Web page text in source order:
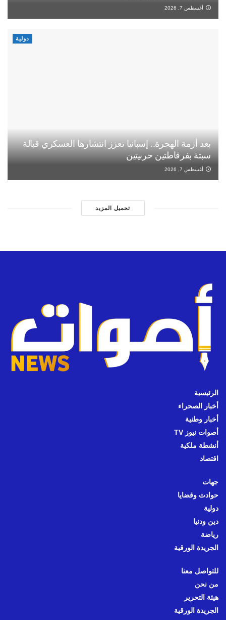
أغسطس 7, 2026
دولية
بعد أزمة الهجرة.. إسبانيا تعزز انتشارها العسكري قبالة
سبتة بفرقاطتين حربيتين
أغسطس 7, 2026
تحميل المزيد
الرئيسية
أخبار الصحراء
أخبار وطنية
أصوات نيوز TV
أنشطة ملكية
اقتصاد
جهات
حوادث وقضايا
دولية
دين ودنيا
رياضة
الجريدة الورقية
للتواصل معنا
من نحن
هيئة التحرير
الجريدة الورقية